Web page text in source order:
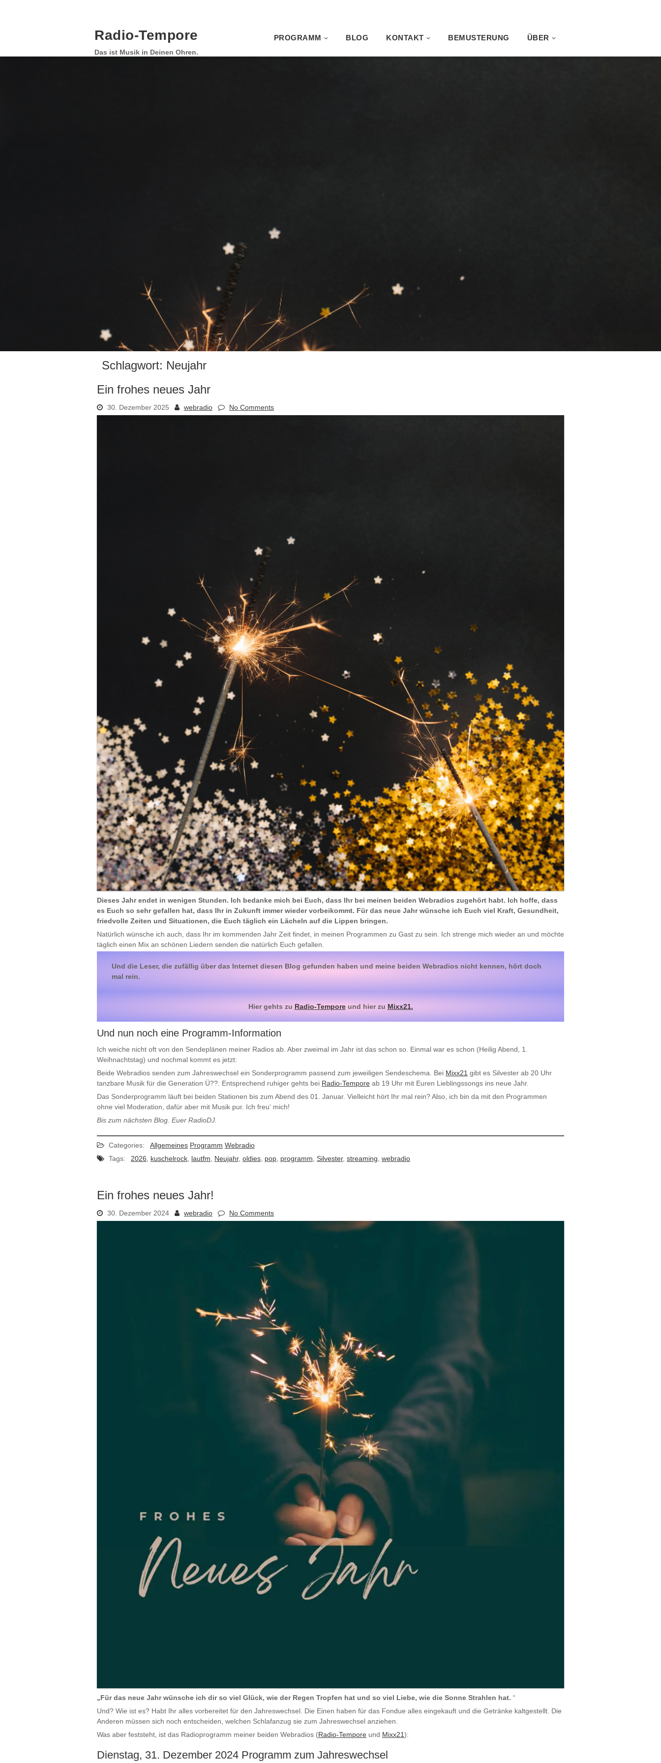
Radio-Tempore
Das ist Musik in Deinen Ohren.
PROGRAMM BLOG KONTAKT BEMUSTERUNG ÜBER
Schlagwort: Neujahr
Ein frohes neues Jahr
30. Dezember 2025 webradio No Comments
Dieses Jahr endet in wenigen Stunden. Ich bedanke mich bei Euch, dass Ihr bei meinen beiden Webradios zugehört habt. Ich hoffe, dass
es Euch so sehr gefallen hat, dass Ihr in Zukunft immer wieder vorbeikommt. Für das neue Jahr wünsche ich Euch viel Kraft, Gesundheit,
friedvolle Zeiten und Situationen, die Euch täglich ein Lächeln auf die Lippen bringen.
Natürlich wünsche ich auch, dass Ihr im kommenden Jahr Zeit findet, in meinen Programmen zu Gast zu sein. Ich strenge mich wieder an und möchte
täglich einen Mix an schönen Liedern senden die natürlich Euch gefallen.
Und die Leser, die zufällig über das Internet diesen Blog gefunden haben und meine beiden Webradios nicht kennen, hört doch
mal rein.
Hier gehts zu Radio-Temporeund hier zu Mixx21.
Und nun noch eine Programm-Information
Ich weiche nicht oft von den Sendeplänen meiner Radios ab. Aber zweimal im Jahr ist das schon so. Einmal war es schon (Heilig Abend, 1.
Weihnachtstag) und nochmal kommt es jetzt:
Beide Webradios senden zum Jahreswechsel ein Sonderprogramm passend zum jeweiligen Sendeschema. Bei Mixx21 gibt es Silvester ab 20 Uhr
tanzbare Musik für die Generation Ü??. Entsprechend ruhiger gehts bei Radio-Tempore ab 19 Uhr mit Euren Lieblingssongs ins neue Jahr.
Das Sonderprogramm läuft bei beiden Stationen bis zum Abend des 01. Januar. Vielleicht hört Ihr mal rein? Also, ich bin da mit den Programmen
ohne viel Moderation, dafür aber mit Musik pur. Ich freu‘ mich!
Bis zum nächsten Blog. Euer RadioDJ.
Categories: Allgemeines Programm Webradio
Tags:
2026, kuschelrock, lautfm, Neujahr, oldies, pop, programm, Silvester, streaming, webradio
Ein frohes neues Jahr!
30. Dezember 2024 webradio No Comments
„Für das neue Jahr wünsche ich dir so viel Glück, wie der Regen Tropfen hat und so viel Liebe, wie die Sonne Strahlen hat. “
Und? Wie ist es? Habt Ihr alles vorbereitet für den Jahreswechsel. Die Einen haben für das Fondue alles eingekauft und die Getränke kaltgestellt. Die
Anderen müssen sich noch entscheiden, welchen Schlafanzug sie zum Jahreswechsel anziehen.
Was aber feststeht, ist das Radioprogramm meiner beiden Webradios (Radio-Tempore und Mixx21):
Dienstag, 31. Dezember 2024 Programm zum Jahreswechsel